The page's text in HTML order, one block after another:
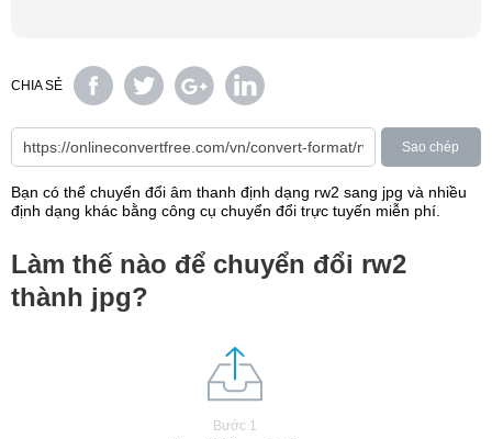
CHIA SẺ
Sao chép
Bạn có thể chuyển đổi âm thanh định dạng rw2 sang jpg và nhiều
định dạng khác bằng công cụ chuyển đổi trực tuyến miễn phí.
Làm thế nào để chuyển đổi rw2
thành jpg?
Bước 1